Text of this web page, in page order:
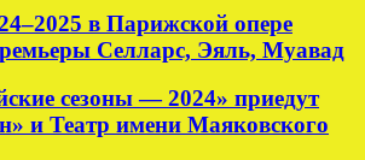
в Парижской опере
Селларс, Эяль, Муавад
сезоны — 2024» приедут
и Театр имени Маяковского